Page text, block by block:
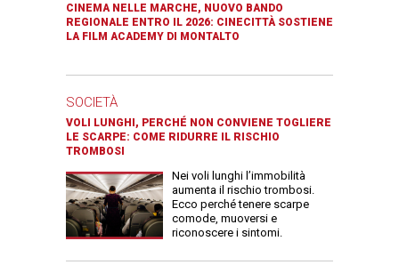
CINEMA NELLE MARCHE, NUOVO BANDO
REGIONALE ENTRO IL 2026: CINECITTÀ SOSTIENE
LA FILM ACADEMY DI MONTALTO
SOCIETÀ
VOLI LUNGHI, PERCHÉ NON CONVIENE TOGLIERE
LE SCARPE: COME RIDURRE IL RISCHIO
TROMBOSI
Nei voli lunghi l’immobilità
aumenta il rischio trombosi.
Ecco perché tenere scarpe
comode, muoversi e
riconoscere i sintomi.